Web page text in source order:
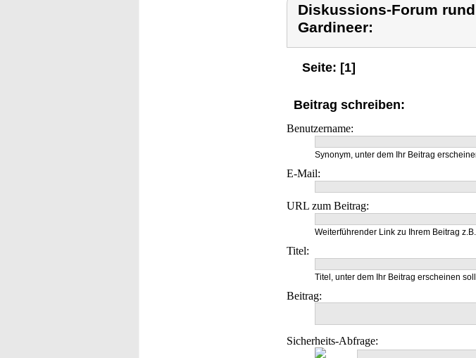
Diskussions-Forum
Gardineer:
Seite: [1]
Beitrag schreiben:
Benutzername:
Synonym, unter dem Ihr Beitrag
E-Mail:
URL zum Beitrag:
Weiterführender Link zu Ihrem Beitrag
Titel:
Titel, unter dem Ihr Beitrag erscheinen soll
Beitrag:
Sicherheits-Abfrage: